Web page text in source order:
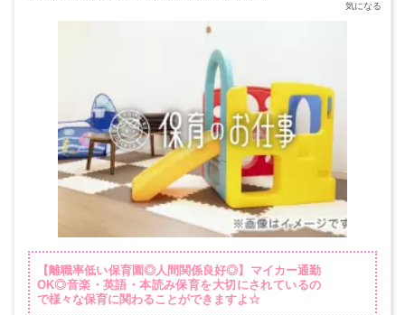
【離職率低い保育園◎人間関係良好◎】マイカー通勤
OK◎音楽・英語・本読み保育を大切にされているの
で様々な保育に関わることができますよ☆